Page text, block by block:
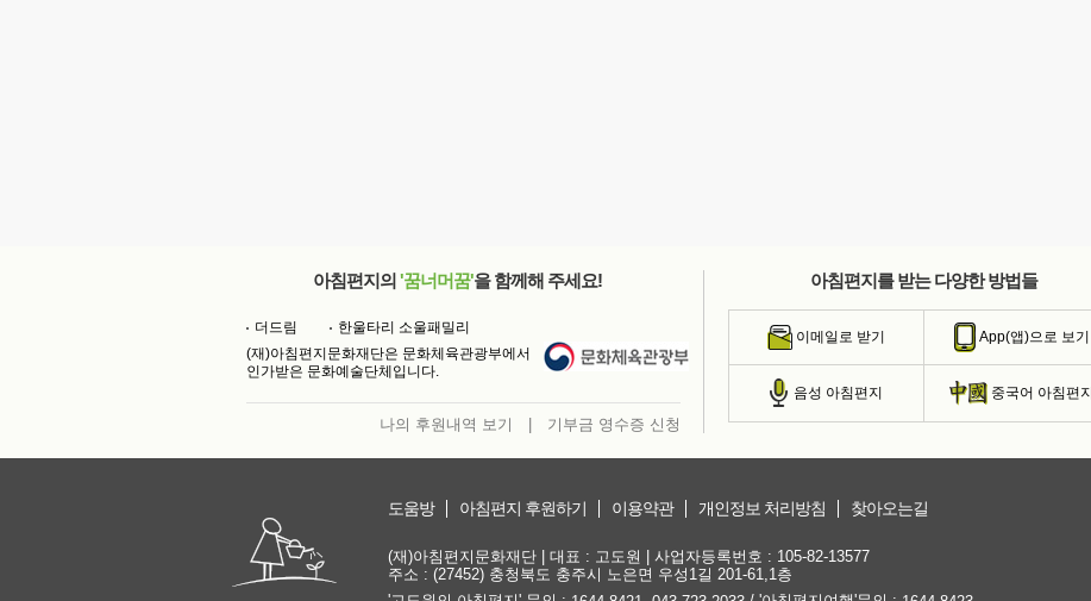
아침편지의 '꿈너머꿈'을 함께해 주세요!
더드림
한울타리 소울패밀리
(재)아침편지문화재단은 문화체육관광부에서
인가받은 문화예술단체입니다.
나의 후원내역 보기 기부금 영수증 신청
아침편지를 받는 다양한 방법들
이메일로 받기 App(앱)으로 보기
음성 아침편지 중국어 아침편지
도움방 아침편지 후원하기 이용약관 개인정보 처리방침 찾아오는길
(재)아침편지문화재단 | 대표 : 고도원 | 사업자등록번호 : 105-82-13577
주소 : (27452) 충청북도 충주시 노은면 우성1길 201-61,1층